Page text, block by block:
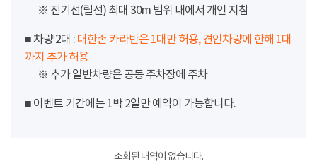
※ 전기선(릴선) 최대 30m 범위 내에서 개인 지참
■ 차량 2대 : 대한존 카라반은 1대만 허용, 견인차량에 한해 1대
까지 추가 허용
※ 추가 일반차량은 공동 주차장에 주차
■ 이벤트 기간에는 1박 2일만 예약이 가능합니다.
조회된 내역이 없습니다.